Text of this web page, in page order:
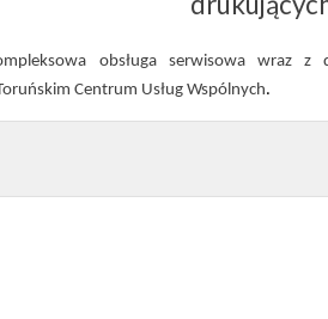
obsługa serwisowa wraz
Centrum Usług Wspólnych.